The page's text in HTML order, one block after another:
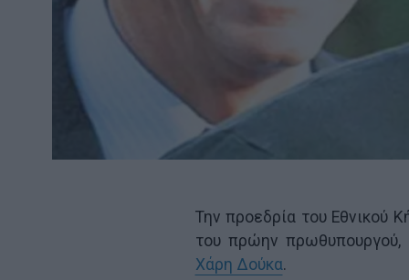
Την προεδρία του Εθνικού
του πρώην
Χάρη Δούκα.